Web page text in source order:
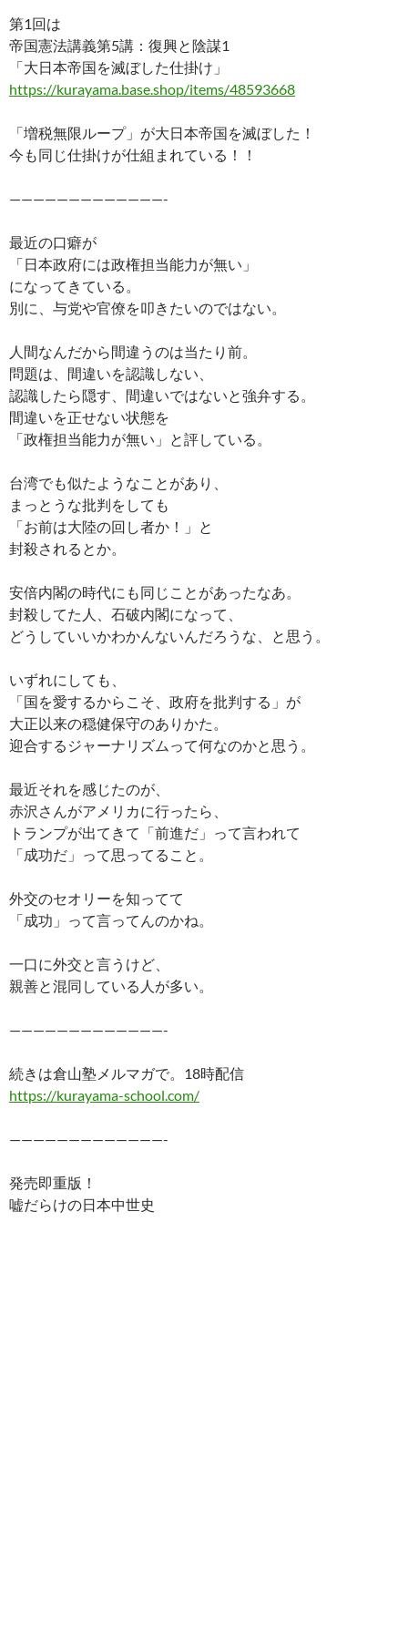
第1回は
帝国憲法講義第5講：復興と陰謀1
「大日本帝国を滅ぼした仕掛け」
https://kurayama.base.shop/items/48593668
「増税無限ループ」が大日本帝国を滅ぼした！
今も同じ仕掛けが仕組まれている！！
—————————————-
最近の口癖が
「日本政府には政権担当能力が無い」
になってきている。
別に、与党や官僚を叩きたいのではない。
人間なんだから間違うのは当たり前。
問題は、間違いを認識しない、
認識したら隠す、間違いではないと強弁する。
間違いを正せない状態を
「政権担当能力が無い」と評している。
台湾でも似たようなことがあり、
まっとうな批判をしても
「お前は大陸の回し者か！」と
封殺されるとか。
安倍内閣の時代にも同じことがあったなあ。
封殺してた人、石破内閣になって、
どうしていいかわかんないんだろうな、と思う。
いずれにしても、
「国を愛するからこそ、政府を批判する」が
大正以来の穏健保守のありかた。
迎合するジャーナリズムって何なのかと思う。
最近それを感じたのが、
赤沢さんがアメリカに行ったら、
トランプが出てきて「前進だ」って言われて
「成功だ」って思ってること。
外交のセオリーを知ってて
「成功」って言ってんのかね。
一口に外交と言うけど、
親善と混同している人が多い。
—————————————-
続きは倉山塾メルマガで。18時配信
https://kurayama-school.com/
—————————————-
発売即重版！
嘘だらけの日本中世史